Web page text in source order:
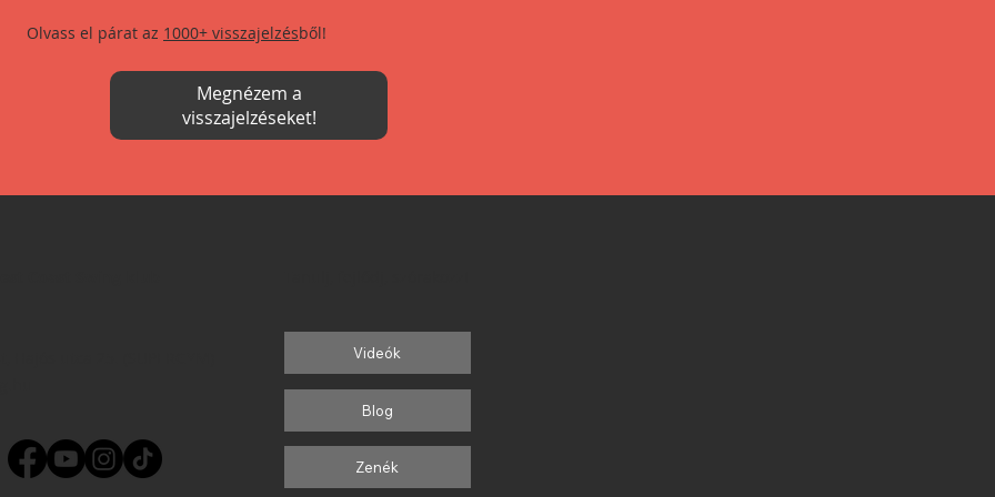
Olvass el párat az 1000+ visszajelzésből!
Megnézem a
visszajelzéseket!
Videók
Blog
Zenék